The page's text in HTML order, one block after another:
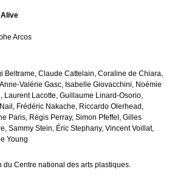
Arcos
Beltrame, Claude Cattelain, Coraline de Chiara,
Valérie Gasc, Isabelle Giovacchini, Noémie
Laurent Lacotte, Guillaume Linard-Osorio,
Frédéric Nakache, Riccardo Olerhead,
Paris, Régis Perray, Simon Pfeffel, Gilles
Sammy Stein, Éric Stephany, Vincent Voillat,
Young
du Centre national des arts plastiques.